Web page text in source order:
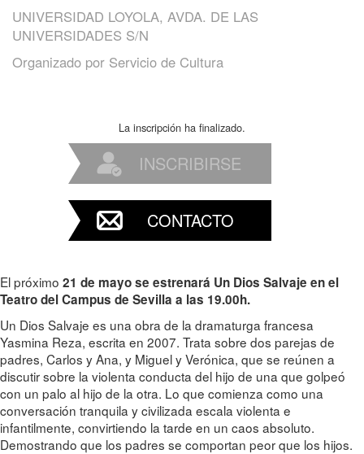
UNIVERSIDAD LOYOLA, AVDA. DE LAS
UNIVERSIDADES S/N
Organizado por Servicio de Cultura
La inscripción ha finalizado.
INSCRIBIRSE
CONTACTO
El próximo 21 de mayo se estrenará Un Dios Salvaje en el
Teatro del Campus de Sevilla a las 19.00h.
Un Dios Salvaje es una obra de la dramaturga francesa
Yasmina Reza, escrita en 2007. Trata sobre dos parejas de
padres, Carlos y Ana, y Miguel y Verónica, que se reúnen a
discutir sobre la violenta conducta del hijo de una que golpeó
con un palo al hijo de la otra. Lo que comienza como una
conversación tranquila y civilizada escala violenta e
infantilmente, convirtiendo la tarde en un caos absoluto.
Demostrando que los padres se comportan peor que los hijos.